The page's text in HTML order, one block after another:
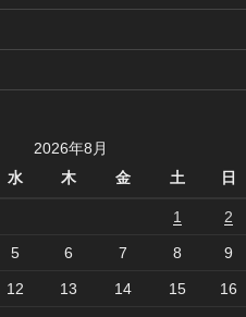
2026年8月
水
木 金 土 日
1 2
5 6 7 8 9
12 13 14 15 16